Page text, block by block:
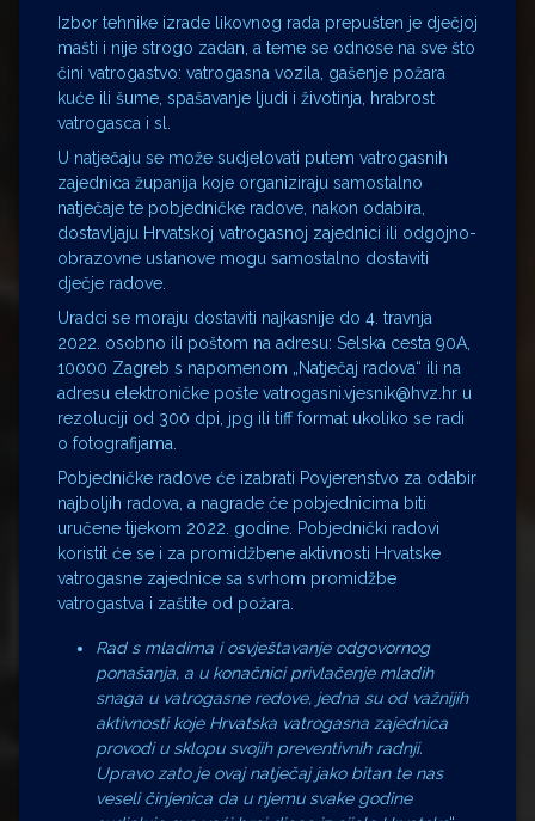
Izbor tehnike izrade likovnog rada prepušten je dječjoj
mašti i nije strogo zadan, a teme se odnose na sve što
čini vatrogastvo: vatrogasna vozila, gašenje požara
kuće ili šume, spašavanje ljudi i životinja, hrabrost
vatrogasca i sl.
U natječaju se može sudjelovati putem vatrogasnih
zajednica županija koje organiziraju samostalno
natječaje te pobjedničke radove, nakon odabira,
dostavljaju Hrvatskoj vatrogasnoj zajednici ili odgojno-
obrazovne ustanove mogu samostalno dostaviti
dječje radove.
Uradci se moraju dostaviti najkasnije do 4. travnja
2022. osobno ili poštom na adresu: Selska cesta 90A,
10000 Zagreb s napomenom „Natječaj radova“ ili na
adresu elektroničke pošte vatrogasni.vjesnik@hvz.hr u
rezoluciji od 300 dpi, jpg ili tiff format ukoliko se radi
o fotografijama.
Pobjedničke radove će izabrati Povjerenstvo za odabir
najboljih radova, a nagrade će pobjednicima biti
uručene tijekom 2022. godine. Pobjednički radovi
koristit će se i za promidžbene aktivnosti Hrvatske
vatrogasne zajednice sa svrhom promidžbe
vatrogastva i zaštite od požara.
Rad s mladima i osvještavanje odgovornog
ponašanja, a u konačnici privlačenje mladih
snaga u vatrogasne redove, jedna su od važnijih
aktivnosti koje Hrvatska vatrogasna zajednica
provodi u sklopu svojih preventivnih radnji.
Upravo zato je ovaj natječaj jako bitan te nas
veseli činjenica da u njemu svake godine